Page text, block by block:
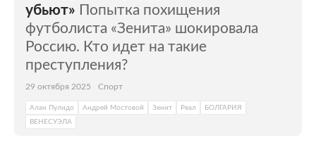
убьют» Попытка похищения
футболиста «Зенита» шокировала
Россию. Кто идет на такие
преступления?
29 октября 2025 Спорт
Алан Пулидо Андрей Мостовой Зенит Реал
БОЛГАРИЯ
ВЕНЕСУЭЛА